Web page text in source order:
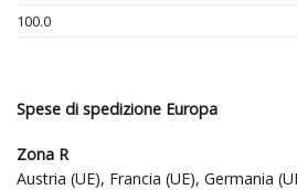
100.0
Spese di spedizione Europa
Zona R
Austria (UE), Francia (UE), Germania